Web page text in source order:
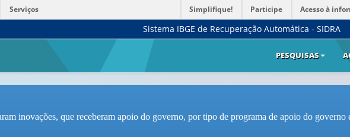
Serviços Simplifique! Participe Acesso à
Sistema IBGE de Recuperação Automática - SIDRA
PESQUISAS
inovações, que receberam apoio do governo, por tipo de programa de apoio do governo